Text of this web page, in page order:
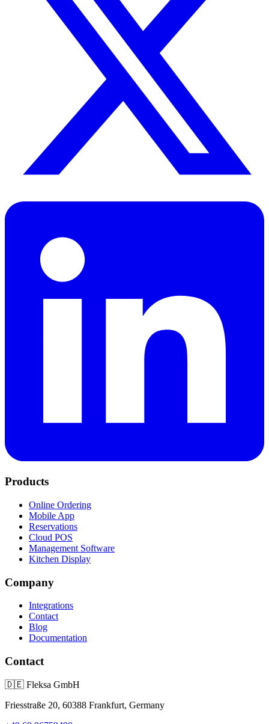
Products
Online Ordering
Mobile App
Reservations
Cloud POS
Management Software
Kitchen Display
Company
Integrations
Contact
Blog
Documentation
Contact
🇩🇪 Fleksa GmbH
Friesstraße 20, 60388 Frankfurt, Germany